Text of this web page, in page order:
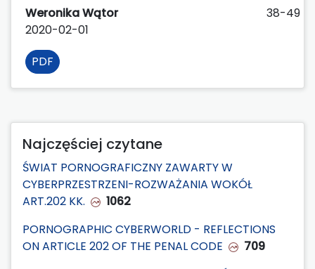
Weronika Wątor
38-49
2020-02-01
PDF
Najczęściej czytane
ŚWIAT PORNOGRAFICZNY ZAWARTY W
CYBERPRZESTRZENI-ROZWAŻANIA WOKÓŁ
ART.202 KK.
1062
PORNOGRAPHIC CYBERWORLD - REFLECTIONS
ON ARTICLE 202 OF THE PENAL CODE
709